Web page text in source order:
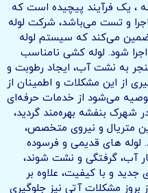
، یک فرآیند پیچیده است که
و تست می‌باشد، شرکت لوله
تضمین می‌کند که سیستم لوله
شود. لوله کشی نامناسب
به نشت آب، ایجاد رطوبت و
از این مشکلات و اطمینان از
می‌شود از خدمات حرفه‌ای
بنفشه بهره‌مند گردید،
متریال و نیروی متخصص،
های قدیمی و فرسوده
آب، گرفتگی و نشت شوند،
و با کیفیت، علاوه بر
بروز مشکلات آتی نیز جلوگیری